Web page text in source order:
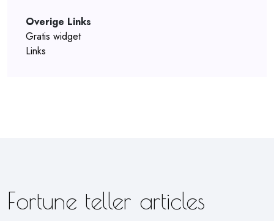
Overige Links
Gratis widget
Links
Fortune teller articles